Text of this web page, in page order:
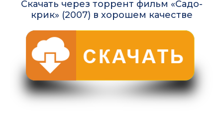
Скачать через торрент фильм «Садо-
крик» (2007) в хорошем качестве